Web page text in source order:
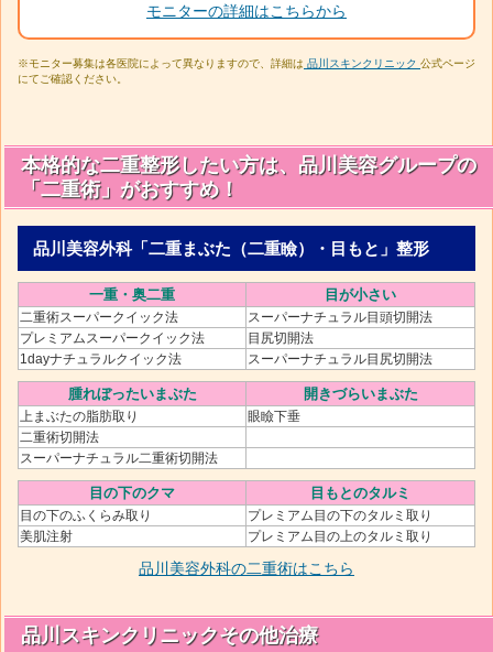
モニターの詳細はこちらから
※モニター募集は各医院によって異なりますので、詳細は 品川スキンクリニック 公式ページ
にてご確認ください。
本格的な二重整形したい方は、品川美容グループの
「二重術」がおすすめ！
品川美容外科「二重まぶた（二重瞼）・目もと」整形
一重・奥二重 目が小さい
二重術スーパークイック法
スーパーナチュラル目頭切開法
プレミアムスーパークイック法
目尻切開法
1dayナチュラルクイック法
スーパーナチュラル目尻切開法
腫れぼったいまぶた 開きづらいまぶた
上まぶたの脂肪取り
眼瞼下垂
二重術切開法
スーパーナチュラル二重術切開法
目の下のクマ 目もとのタルミ
目の下のふくらみ取り
プレミアム目の下のタルミ取り
美肌注射
プレミアム目の上のタルミ取り
品川美容外科の二重術はこちら
品川スキンクリニックその他治療